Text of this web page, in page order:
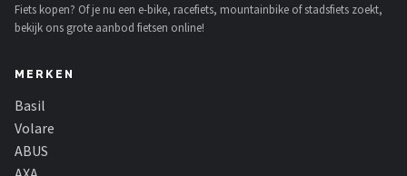
Fiets kopen? Of je nu een e-bike, racefiets, mountainbike of stadsfiets zoekt,
bekijk ons grote aanbod fietsen online!
MERKEN
Basil
Volare
ABUS